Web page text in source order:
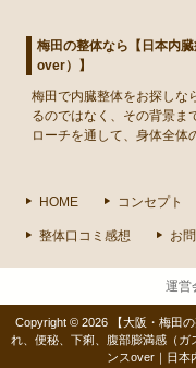
梅田の整体なら【日本内
over）】
梅田で内臓整体をお探しな
るのではなく、その背景ま
ローチを通して、身体全体
HOME コンセプト
整体口コミ感想 お
運営
Copyright © 2026 【大阪・梅田
れ、便秘、下痢、腹部膨満感（ガ
ンスover｜日